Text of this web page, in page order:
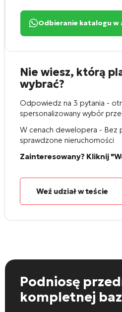
Odbieranie katalogu
Nie wiesz, którą
wybrać?
Odpowiedz na 3 pytania -
spersonalizowany wybór
W cenach dewelopera - Bez
sprawdzone nieruchomości
Zainteresowany? Kliknij
Weź udział w teście
Podniosę
kompletnej